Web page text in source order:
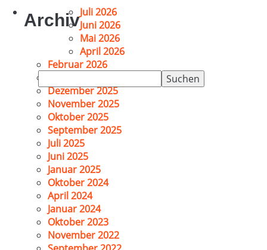
Suchen
nach:
ArchivJuli 2026
Juni 2026
Mai 2026
April 2026
Februar 2026
Dezember 2025
November 2025
Oktober 2025
September 2025
Juli 2025
Juni 2025
Januar 2025
Oktober 2024
April 2024
Januar 2024
Oktober 2023
November 2022